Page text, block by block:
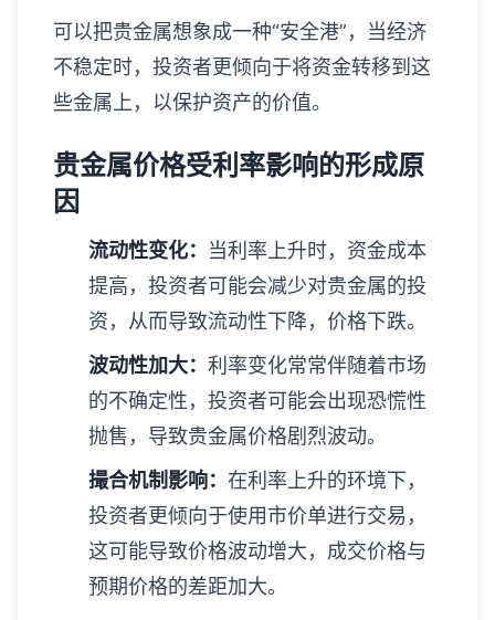
可以把贵金属想象成一种“安全港”，当经济
不稳定时，投资者更倾向于将资金转移到这
些金属上，以保护资产的价值。
贵金属价格受利率影响的形成原
因
流动性变化： 当利率上升时，资金成本
提高，投资者可能会减少对贵金属的投
资，从而导致流动性下降，价格下跌。
波动性加大： 利率变化常常伴随着市场
的不确定性，投资者可能会出现恐慌性
抛售，导致贵金属价格剧烈波动。
撮合机制影响： 在利率上升的环境下，
投资者更倾向于使用市价单进行交易，
这可能导致价格波动增大，成交价格与
预期价格的差距加大。